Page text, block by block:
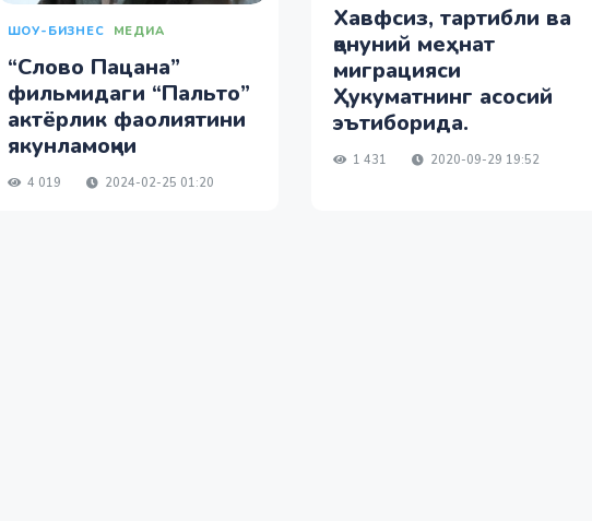
ШОУ-БИЗНЕС МЕДИА
“Слово Пацана”
фильмидаги “Пальто”
актёрлик фаолиятини
якунламоқчи
4 019 2024-02-25 01:20
Хавфсиз, тартибли ва
қонуний меҳнат
миграцияси
Ҳукуматнинг асосий
эътиборида.
1 431 2020-09-29 19:52